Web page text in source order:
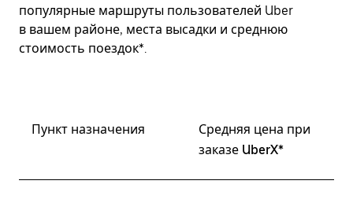
популярные маршруты пользователей Uber
в вашем районе, места высадки и среднюю
стоимость поездок*.
Пункт назначения
Средняя цена при
заказе UberX*